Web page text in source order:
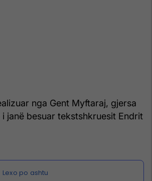
nga Gent Myftaraj, gjersa
janë besuar tekstshkruesit Endrit